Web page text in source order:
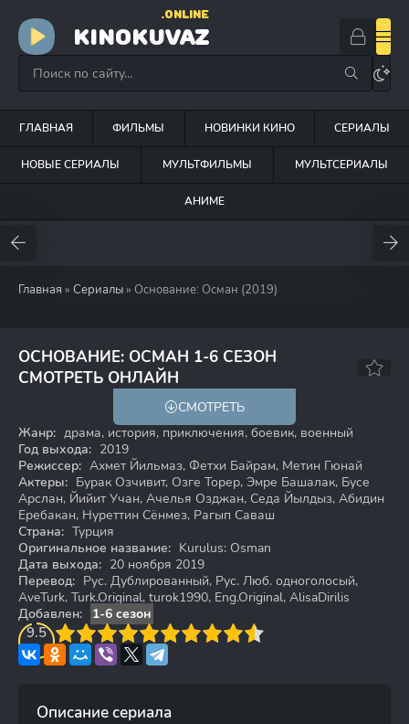
KINOKUVAZ
.ONLINE
ГЛАВНАЯ ФИЛЬМЫ НОВИНКИ КИНО СЕРИАЛЫ
НОВЫЕ СЕРИАЛЫ МУЛЬТФИЛЬМЫ МУЛЬТСЕРИАЛЫ
АНИМЕ
Главная » Сериалы » Основание: Осман (2019)
ОСНОВАНИЕ: ОСМАН 1-6 СЕЗОН
СМОТРЕТЬ ОНЛАЙН
8.3
СМОТРЕТЬ
Жанр: драма, история, приключения, боевик, военный
Год выхода: 2019
Режиссер: Ахмет Йильмаз, Фетхи Байрам, Метин Гюнай
Актеры: Бурак Озчивит, Озге Торер, Эмре Башалак, Бусе
Арслан, Йийит Учан, Ачелья Озджан, Седа Йылдыз, Абидин
Еребакан, Нуреттин Сёнмез, Рагып Саваш
Страна: Турция
Оригинальное название: Kurulus: Osman
Дата выхода: 20 ноября 2019
Перевод: Рус. Дублированный, Рус. Люб. одноголосый,
AveTurk, Turk.Original, turok1990, Eng.Original, AlisaDirilis
Добавлен:
1-6 сезон
9.5
4 5 6 7 8 9 10
Описание сериала